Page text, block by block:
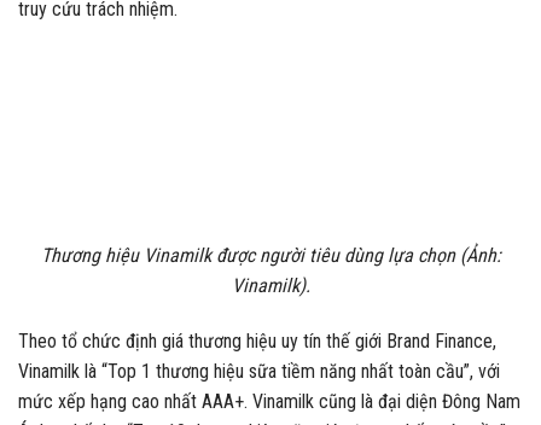
truy cứu trách nhiệm.
Thương hiệu Vinamilk được người tiêu dùng lựa chọn (Ảnh:
Vinamilk).
Theo tổ chức định giá thương hiệu uy tín thế giới Brand Finance,
Vinamilk là “Top 1 thương hiệu sữa tiềm năng nhất toàn cầu”, với
mức xếp hạng cao nhất AAA+. Vinamilk cũng là đại diện Đông Nam